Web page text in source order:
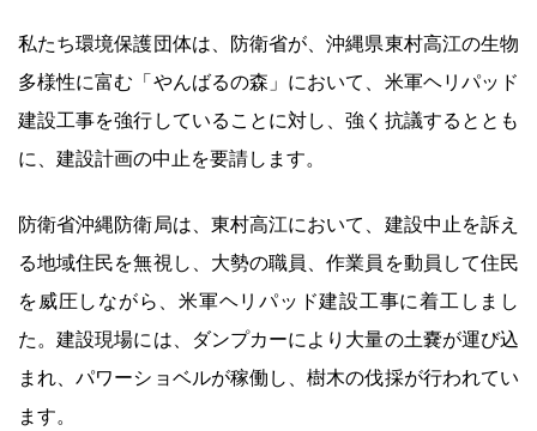
私たち環境保護団体は、防衛省が、沖縄県東村高江の生物
多様性に富む「やんばるの森」において、米軍ヘリパッド
建設工事を強行していることに対し、強く抗議するととも
に、建設計画の中止を要請します。
防衛省沖縄防衛局は、東村高江において、建設中止を訴え
る地域住民を無視し、大勢の職員、作業員を動員して住民
を威圧しながら、米軍ヘリパッド建設工事に着工しまし
た。建設現場には、ダンプカーにより大量の土嚢が運び込
まれ、パワーショベルが稼働し、樹木の伐採が行われてい
ます。